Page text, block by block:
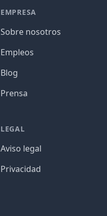
EMPRESA
Sobre nosotros
Empleos
Blog
Prensa
LEGAL
Aviso legal
Privacidad